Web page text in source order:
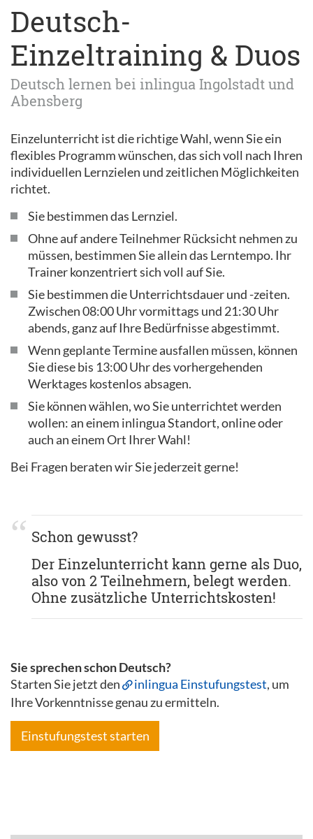
Deutsch-
Einzeltraining & Duos
Deutsch lernen bei inlingua Ingolstadt und
Abensberg
Einzelunterricht ist die richtige Wahl, wenn Sie ein
flexibles Programm wünschen, das sich voll nach Ihren
individuellen Lernzielen und zeitlichen Möglichkeiten
richtet.
Sie bestimmen das Lernziel.
Ohne auf andere Teilnehmer Rücksicht nehmen zu
müssen, bestimmen Sie allein das Lerntempo. Ihr
Trainer konzentriert sich voll auf Sie.
Sie bestimmen die Unterrichtsdauer und -zeiten.
Zwischen 08:00 Uhr vormittags und 21:30 Uhr
abends, ganz auf Ihre Bedürfnisse abgestimmt.
Wenn geplante Termine ausfallen müssen, können
Sie diese bis 13:00 Uhr des vorhergehenden
Werktages kostenlos absagen.
Sie können wählen, wo Sie unterrichtet werden
wollen: an einem inlingua Standort, online oder
auch an einem Ort Ihrer Wahl!
Bei Fragen beraten wir Sie jederzeit gerne!
Schon gewusst?
Der Einzelunterricht kann gerne als Duo,
also von 2 Teilnehmern, belegt werden.
Ohne zusätzliche Unterrichtskosten!
Sie sprechen schon Deutsch?
Starten Sie jetzt den
inlingua Einstufungstest, um
Ihre Vorkenntnisse genau zu ermitteln.
Einstufungstest starten